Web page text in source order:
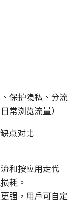
保护隐私、分流
常浏览流量）
点对比
和按应用走代
耗。
强，用户可自定